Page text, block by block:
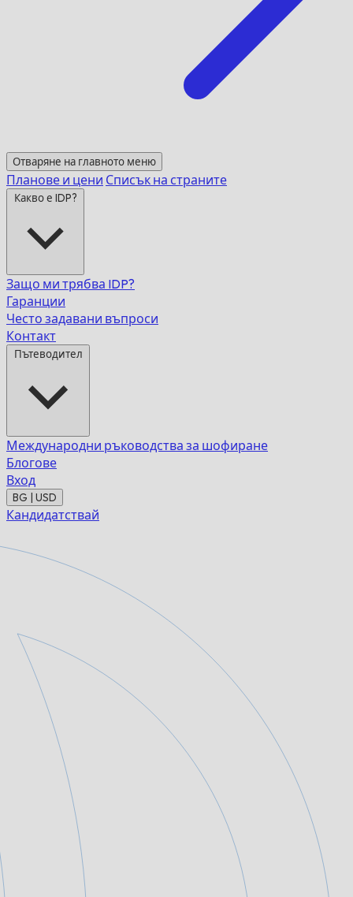
Отваряне на главното меню
Планове и цени Списък на страните
Какво е IDP?
Защо ми трябва IDP?
Гаранции
Често задавани въпроси
Контакт
Пътеводител
Международни ръководства за шофиране
Блогове
Вход
BG | USD
Кандидатствай